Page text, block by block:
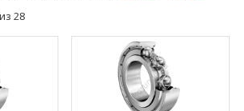
Категории
28